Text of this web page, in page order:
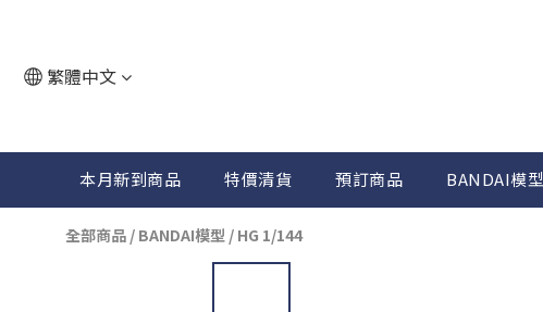
繁體中文
本月新到商品 特價清貨 預訂商品 BANDAI模型
全部商品 / BANDAI模型 / HG 1/144